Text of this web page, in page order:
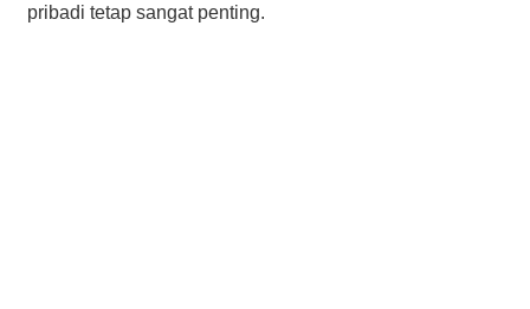
pribadi tetap sangat penting.